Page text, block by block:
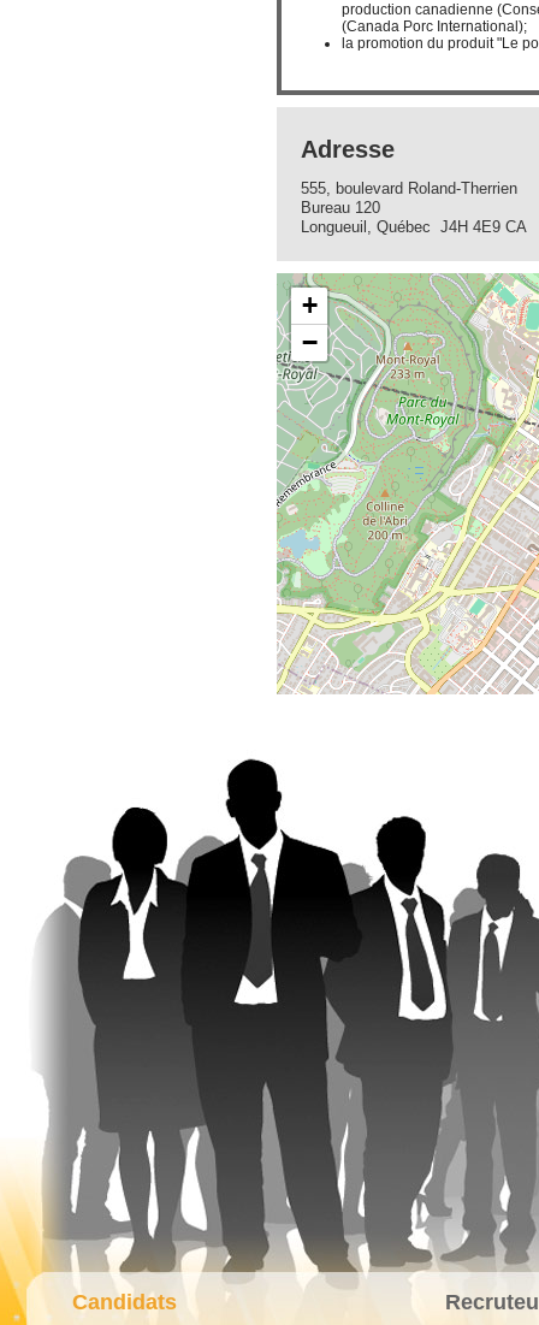
production canadienne
(Canada Porc International);
la promotion du produit "Le
Adresse
555, boulevard Roland-Therrien
Bureau 120
Longueuil, Québec J4H 4E9 CA
+
−
Candidats